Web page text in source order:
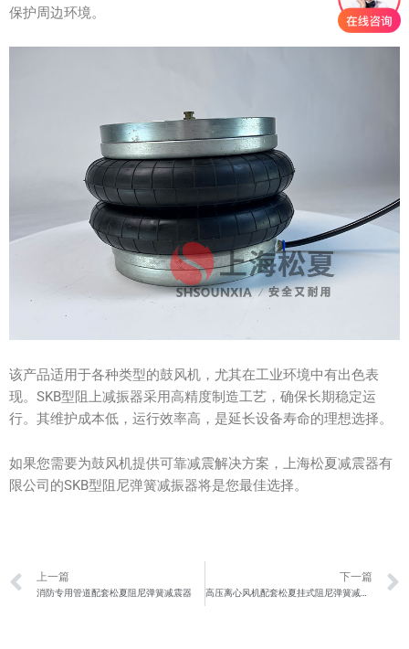
保护周边环境。
该产品适用于各种类型的鼓风机，尤其在工业环境中有出色表
现。SKB型阻上减振器采用高精度制造工艺，确保长期稳定运
行。其维护成本低，运行效率高，是延长设备寿命的理想选择。
如果您需要为鼓风机提供可靠减震解决方案，上海松夏减震器有
限公司的SKB型阻尼弹簧减振器将是您最佳选择。
Prev
上一篇
消防专用管道配套松夏阻尼弹簧减震器
下一篇
高压离心风机配套松夏挂式阻尼弹簧减震器